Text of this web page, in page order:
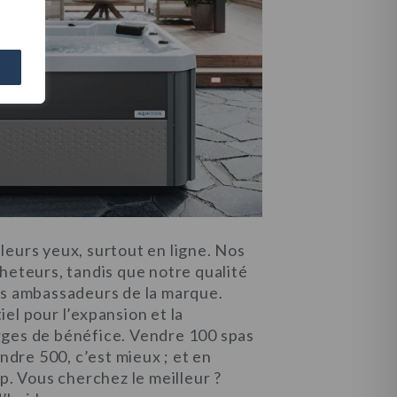
yeux, surtout en ligne. Nos
tandis que notre qualité
de la marque.
pour l’expansion et la
de bénéfice. Vendre 100 spas
500, c’est mieux ; et en
Vous cherchez le meilleur ?